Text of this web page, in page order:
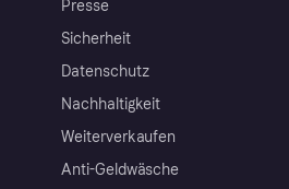
Presse
Sicherheit
Datenschutz
Nachhaltigkeit
Weiterverkaufen
Anti-Geldwäsche